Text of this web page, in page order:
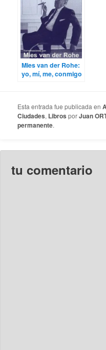
Mies van der Rohe:
yo, mí, me, conmigo
Esta entrada fue publicada en
Ciudades, Libros porJuan
permanente.
tu comentario